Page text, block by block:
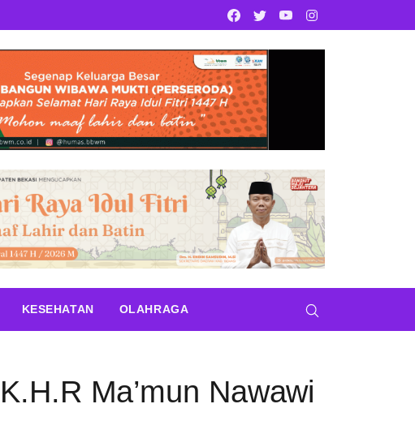
Facebook
TwitterYoutube
KESEHATAN OLAHRAGA
Ma’mun Nawawi